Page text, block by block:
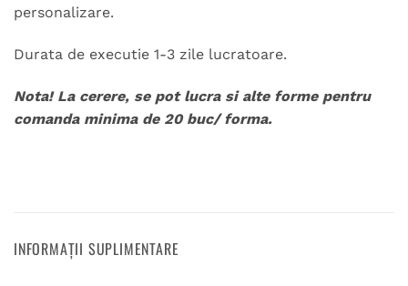
personalizare.
Durata de executie 1-3 zile lucratoare.
Nota! La cerere, se pot lucra si alte forme pentru
comanda minima de 20 buc/ forma.
INFORMAȚII SUPLIMENTARE